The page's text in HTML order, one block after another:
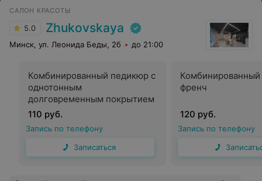
САЛОН КРАСОТЫ
5.0 Zhukovskaya
Минск, ул. Леонида Беды, 2б до 21:00
Комбинированный педикюр с
однотонным
долговременным покрытием
110 руб.
Запись по телефону
Записаться
френч
120 руб.
Запись по телефону